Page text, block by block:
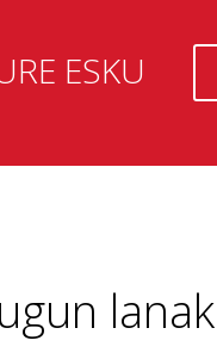
ESKU
lanak